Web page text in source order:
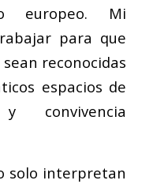
europeo. Mi
para que
reconocidas
espacios de
convivencia
solo interpretan